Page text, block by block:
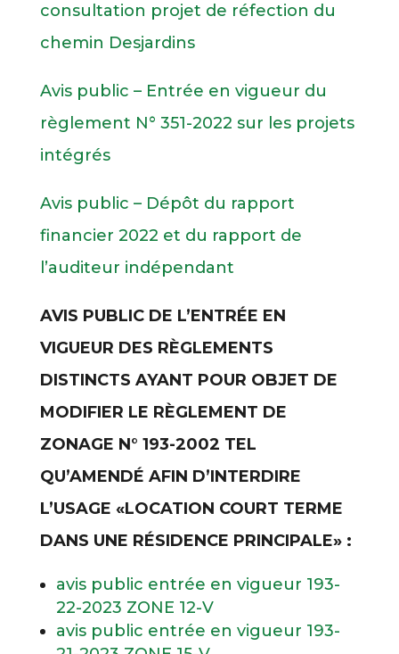
consultation projet de réfection du
chemin Desjardins
Avis public – Entrée en vigueur du
règlement N° 351-2022 sur les projets
intégrés
Avis public – Dépôt du rapport
financier 2022 et du rapport de
l’auditeur indépendant
AVIS PUBLIC DE L’ENTRÉE EN
VIGUEUR DES RÈGLEMENTS
DISTINCTS AYANT POUR OBJET DE
MODIFIER LE RÈGLEMENT DE
ZONAGE N° 193-2002 TEL
QU’AMENDÉ AFIN D’INTERDIRE
L’USAGE «LOCATION COURT TERME
DANS UNE RÉSIDENCE PRINCIPALE» :
avis public entrée en vigueur 193-
22-2023 ZONE 12-V
avis public entrée en vigueur 193-